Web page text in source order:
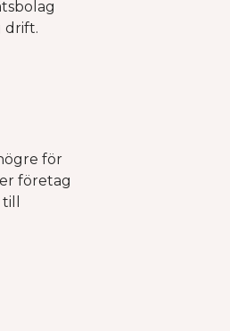
drift.
för
företag